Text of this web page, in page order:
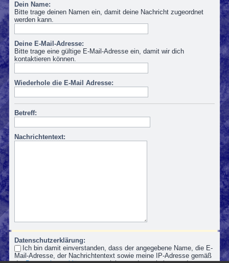
Dein Name:
Bitte trage deinen Namen ein, damit deine Nachricht zugeordnet
werden kann.
Deine E-Mail-Adresse:
Bitte trage eine gültige E-Mail-Adresse ein, damit wir dich
kontaktieren können.
Wiederhole die E-Mail Adresse:
Betreff:
Nachrichtentext:
Datenschutzerklärung:
Ich bin damit einverstanden, dass der angegebene Name, die E-
Mail-Adresse, der Nachrichtentext sowie meine IP-Adresse gemäß